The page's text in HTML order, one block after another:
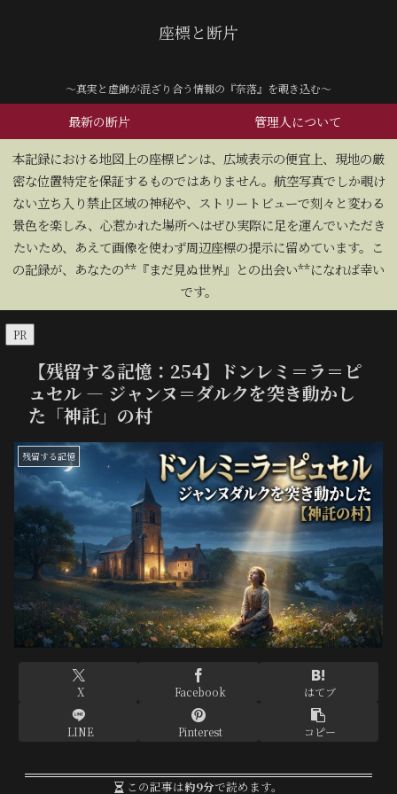
座標と断片
～真実と虚飾が混ざり合う情報の『奈落』を覗き込む～
最新の断片 管理人について
​本記録における地図上の座標ピンは、広域表示の便宜上、現地の厳
密な位置特定を保証するものではありません。航空写真でしか覗け
ない立ち入り禁止区域の神秘や、ストリートビューで刻々と変わる
景色を楽しみ、心惹かれた場所へはぜひ実際に足を運んでいただき
たいため、あえて画像を使わず周辺座標の提示に留めています。こ
の記録が、あなたの**『まだ見ぬ世界』との出会い**になれば幸い
です。
PR
【残留する記憶：254】ドンレミ＝ラ＝ピ
ュセル — ジャンヌ＝ダルクを突き動かし
た「神託」の村
残留する記憶
X Facebook はてブ
LINE Pinterest コピー
この記事は約9分で読めます。